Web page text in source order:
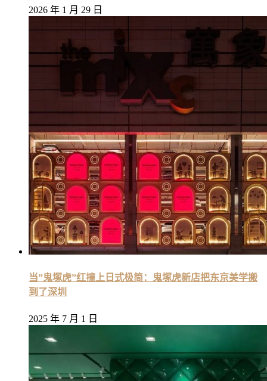
2026 年 1 月 29 日
当”鬼塚虎”红撞上日式极简：鬼塚虎新店把东京美学搬
到了深圳
2025 年 7 月 1 日